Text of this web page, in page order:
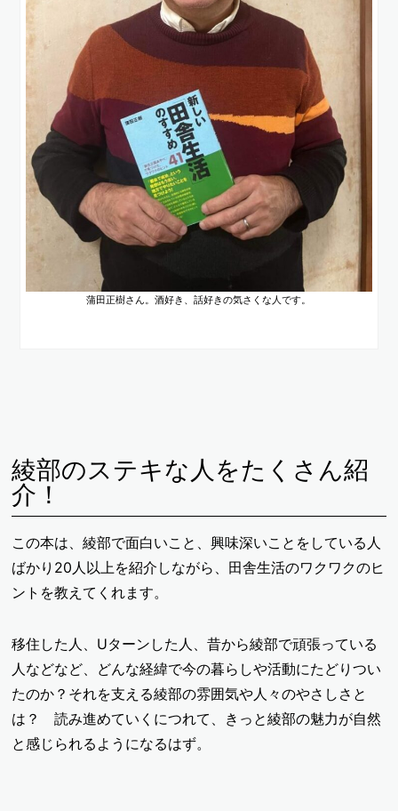
蒲田正樹さん。酒好き、話好きの気さくな人です。
綾部のステキな人をたくさん紹
介！
この本は、綾部で面白いこと、興味深いことをしている人
ばかり20人以上を紹介しながら、田舎生活のワクワクのヒ
ントを教えてくれます。
移住した人、Uターンした人、昔から綾部で頑張っている
人などなど、どんな経緯で今の暮らしや活動にたどりつい
たのか？それを支える綾部の雰囲気や人々のやさしさと
は？ 読み進めていくにつれて、きっと綾部の魅力が自然
と感じられるようになるはず。